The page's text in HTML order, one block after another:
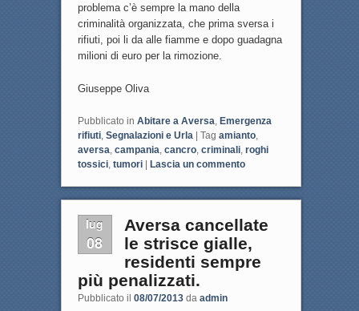
problema c’è sempre la mano della
criminalità organizzata, che prima sversa i
rifiuti, poi li da alle fiamme e dopo guadagna
milioni di euro per la rimozione.
Giuseppe Oliva
Pubblicato in Abitare a Aversa, Emergenza
rifiuti, Segnalazioni e Urla Tag amianto,
aversa, campania, cancro, criminali, roghi
tossici, tumori Lascia un commento
lug
08
Aversa cancellate
le strisce gialle,
residenti sempre
più penalizzati.
Pubblicato il 08/07/2013 da admin